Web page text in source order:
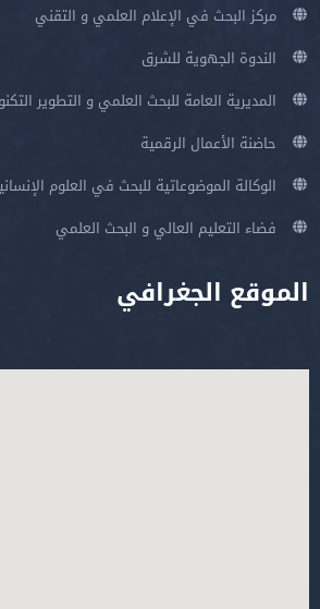
مركز البحث في الإعلام العلمي و التقني
الندوة الجهوية للشرق
المديرية العامة للبحث العلمي و التطوير
حاضنة الأعمال الرقمية
الوكالة الموضوعاتية للبحث في العلوم
فضاء التعليم العالي و البحث العلمي
الموقع الجغرافي